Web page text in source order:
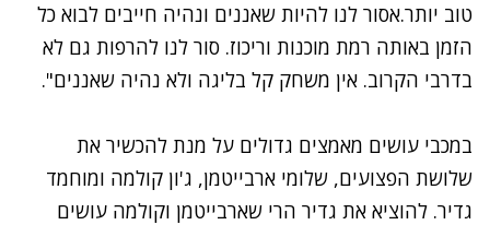
טוב יותר.אסור לנו להיות שאננים ונהיה חייבים לבוא כל
הזמן באותה רמת מוכנות וריכוז. סור לנו להרפות גם לא
בדרבי הקרוב. אין משחק קל בליגה ולא נהיה שאננים".
במכבי עושים מאמצים גדולים על מנת להכשיר את
שלושת הפצועים, שלומי ארבייטמן, ג'ון קולמה ומוחמד
גדיר. להוציא את גדיר הרי שארבייטמן וקולמה עושים